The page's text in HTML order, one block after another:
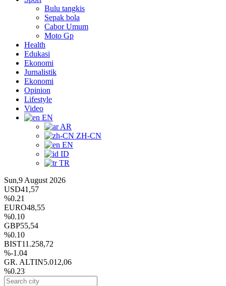
Bulu tangkis
Sepak bola
Cabor Umum
Moto Gp
Health
Edukasi
Ekonomi
Jurnalistik
Ekonomi
Opinion
Lifestyle
Video
EN
AR
ZH-CN
EN
ID
TR
Sun,9 August 2026
USD41,57
%0.21
EURO48,55
%0.10
GBP55,54
%0.10
BIST11.258,72
%-1.04
GR. ALTIN5.012,06
%0.23